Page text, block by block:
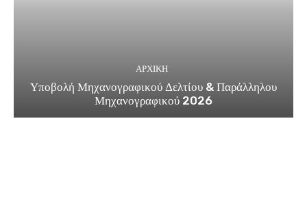
ΑΡΧΙΚΗ
Υποβολή Μηχανογραφικού Δελτίου & Παράλληλου
Μηχανογραφικού 2026